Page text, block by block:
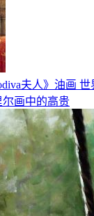
夫人》油画
尔画中的高贵